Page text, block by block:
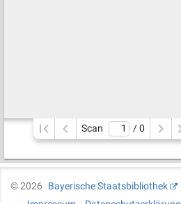
Scan / 0
©2026
Bayerische Staatsbibliothek